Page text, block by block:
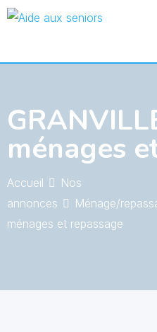
Skip
ménages
Accueil
Nos
annonces
Ménage/
ménages et repassage